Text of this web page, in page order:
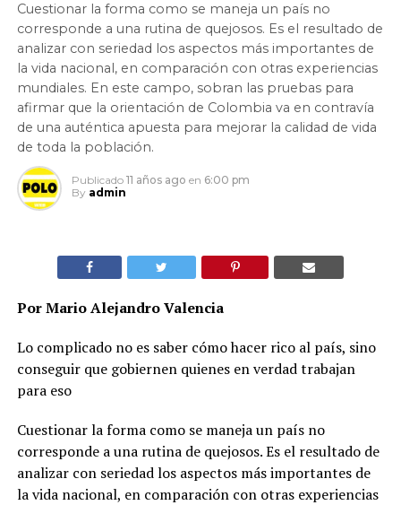
Cuestionar la forma como se maneja un país no
corresponde a una rutina de quejosos. Es el resultado de
analizar con seriedad los aspectos más importantes de
la vida nacional, en comparación con otras experiencias
mundiales. En este campo, sobran las pruebas para
afirmar que la orientación de Colombia va en contravía
de una auténtica apuesta para mejorar la calidad de vida
de toda la población.
Publicado 11 años ago en 6:00 pm
By admin
Por Mario Alejandro Valencia
Lo complicado no es saber cómo hacer rico al país, sino
conseguir que gobiernen quienes en verdad trabajan
para eso
Cuestionar la forma como se maneja un país no
corresponde a una rutina de quejosos. Es el resultado de
analizar con seriedad los aspectos más importantes de
la vida nacional, en comparación con otras experiencias